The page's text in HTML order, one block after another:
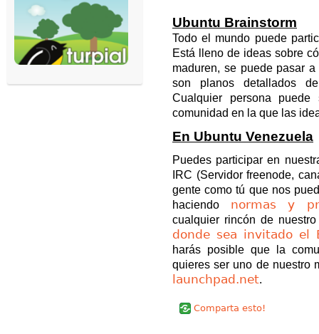
Ubuntu Brainstorm
Todo el mundo puede
Está lleno de ideas sobre
maduren, se puede pasar
son planos detallados
Cualquier persona
comunidad en la que las
En Ubuntu Venezuela
Puedes participar en
IRC (Servidor freenode,
gente como tú que nos
haciendo normas y
cualquier rincón de
donde sea invitado el
harás posible que la
quieres ser uno de nuestro
launchpad.net.
Comparta esto!